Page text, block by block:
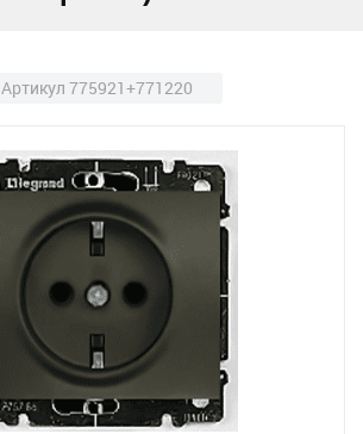
Артикул 775921+771220